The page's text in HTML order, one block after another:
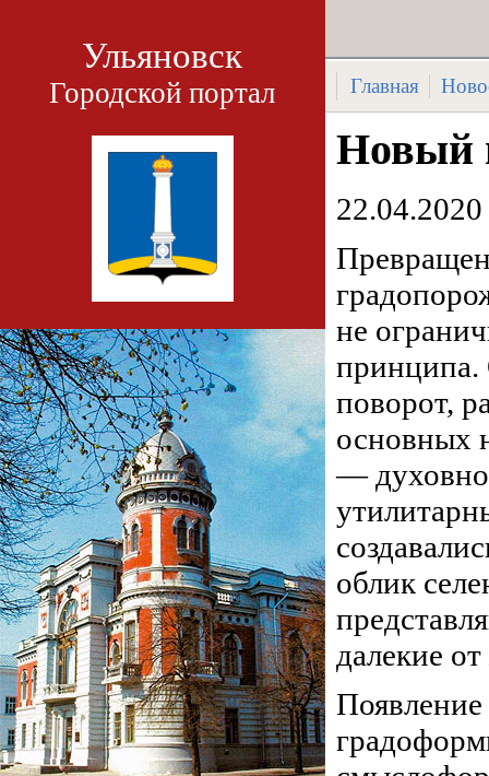
Ульяновск
Городской портал Главная
Новый
22.04.2020
не
принципа.
поворот,
основных
—
облик
далекие